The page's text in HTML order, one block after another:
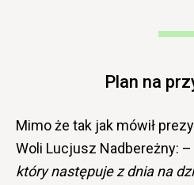
Plan na
Mimo że tak jak mówił
Woli Lucjusz Nadbereżny: –
który następuje z dnia na